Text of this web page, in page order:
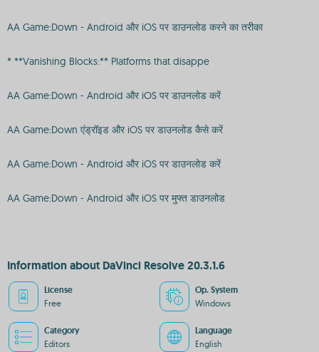
AA Game:Down - Android और iOS पर डाउनलोड करने का तरीका
* **Vanishing Blocks:** Platforms that disappe
AA Game:Down - Android और iOS पर डाउनलोड करें
AA Game:Down एंड्रॉइड और iOS पर डाउनलोड कैसे करें
AA Game:Down - Android और iOS पर डाउनलोड करें
AA Game:Down - Android और iOS पर मुफ्त डाउनलोड
Information about DaVinci Resolve 20.3.1.6
License
Free
Op. System
Windows
Category
Editors
Language
English